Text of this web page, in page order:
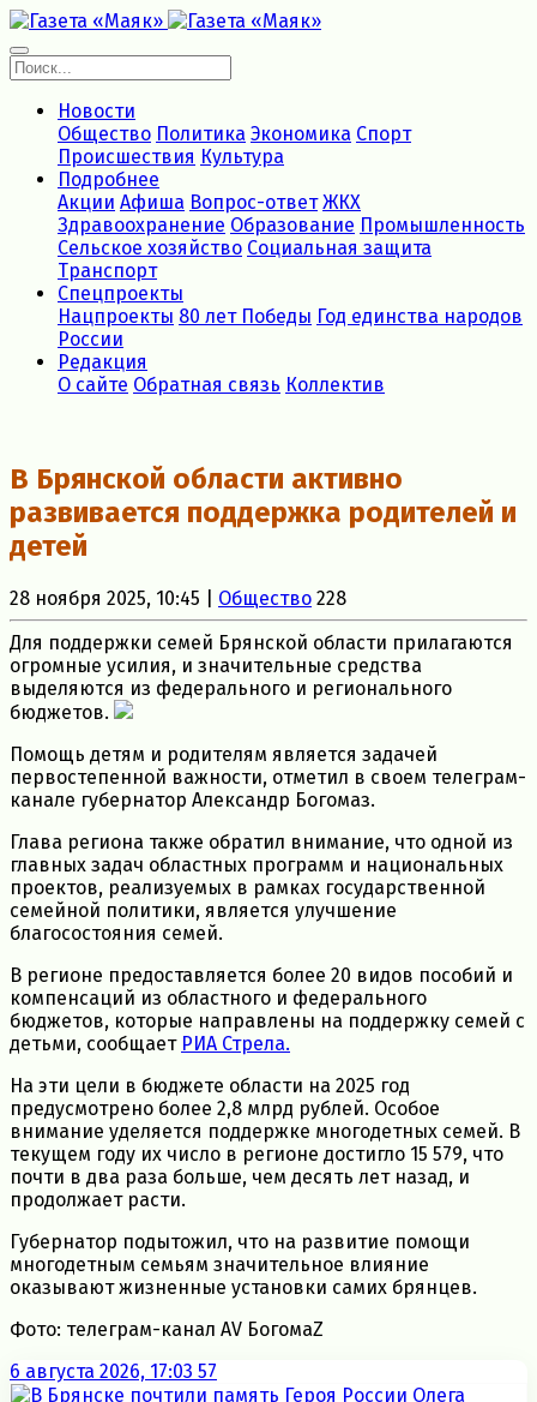
Новости
Общество Политика Экономика Спорт
Происшествия Культура
Подробнее
Акции Афиша Вопрос-ответ ЖКХ
Здравоохранение Образование Промышленность
Сельское хозяйство Социальная защита
Транспорт
Спецпроекты
Нацпроекты 80 лет Победы Год единства народов
России
Редакция
О сайте Обратная связь Коллектив
В Брянской области активно
развивается поддержка родителей и
детей
28 ноября 2025, 10:45 | Общество 228
Для поддержки семей Брянской области прилагаются
огромные усилия, и значительные средства
выделяются из федерального и регионального
бюджетов.
Помощь детям и родителям является задачей
первостепенной важности, отметил в своем телеграм-
канале губернатор Александр Богомаз.
Глава региона также обратил внимание, что одной из
главных задач областных программ и национальных
проектов, реализуемых в рамках государственной
семейной политики, является улучшение
благосостояния семей.
В регионе предоставляется более 20 видов пособий и
компенсаций из областного и федерального
бюджетов, которые направлены на поддержку семей с
детьми, сообщает РИА Стрела.
На эти цели в бюджете области на 2025 год
предусмотрено более 2,8 млрд рублей. Особое
внимание уделяется поддержке многодетных семей. В
текущем году их число в регионе достигло 15 579, что
почти в два раза больше, чем десять лет назад, и
продолжает расти.
Губернатор подытожил, что на развитие помощи
многодетным семьям значительное влияние
оказывают жизненные установки самих брянцев.
Фото: телеграм-канал AV БогомаZ
6 августа 2026, 17:03 57